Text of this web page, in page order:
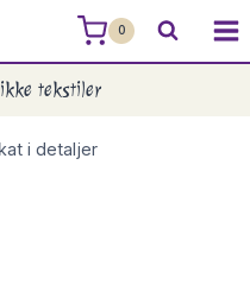
0
tekstiler
i detaljer